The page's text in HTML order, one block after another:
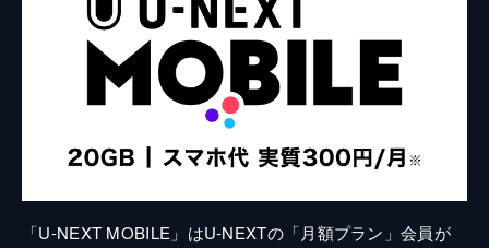
「U-NEXT MOBILE」はU-NEXTの「月額プラン」会員が